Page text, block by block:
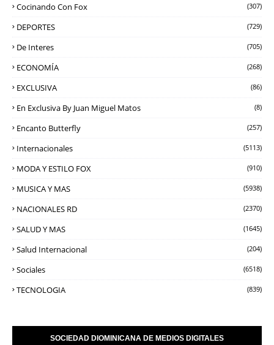
Cocinando Con Fox (307)
DEPORTES (729)
De Interes (705)
ECONOMÍA (268)
EXCLUSIVA (86)
En Exclusiva By Juan Miguel Matos (8)
Encanto Butterfly (257)
Internacionales (5113)
MODA Y ESTILO FOX (910)
MUSICA Y MAS (5938)
NACIONALES RD (2370)
SALUD Y MAS (1645)
Salud Internacional (204)
Sociales (6518)
TECNOLOGIA (839)
SOCIEDAD DIOMINICANA DE MEDIOS DIGITALES